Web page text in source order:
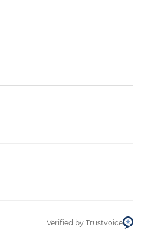
Verified by Trustvoice